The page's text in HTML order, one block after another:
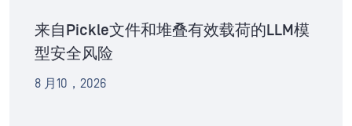
来自Pickle文件和堆叠有效载荷的LLM模
型安全风险
8 月10，2026